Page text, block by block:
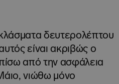
δευτερολέπτου
είναι ακριβώς ο
από την ασφάλεια
νιώθω μόνο